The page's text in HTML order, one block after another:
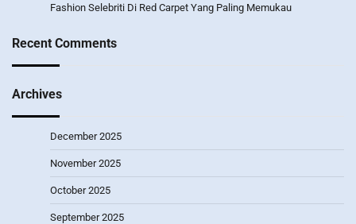
Fashion Selebriti Di Red Carpet Yang Paling Memukau
Recent Comments
Archives
December 2025
November 2025
October 2025
September 2025